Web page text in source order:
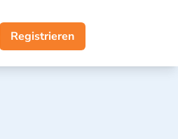
Registrieren